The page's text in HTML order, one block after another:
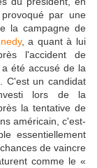
par une
la campagne de
, a quant à lui
l'accident de
été accusé de la
C'est un candidat
lors de la
la tentative de
américain, c'est-
essentiellement
de vaincre
comme le «